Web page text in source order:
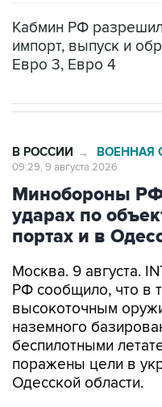
Кабмин РФ
импорт, выпуск и
Евро 3, Евро 4
В РОССИИ → ВОЕННАЯ
09:29, 9 августа 2026
Минобороны
ударах по
портах и в
Москва. 9 августа.
РФ сообщило, что в
высокоточным
наземного
беспилотными
поражены цели в
Одесской области.